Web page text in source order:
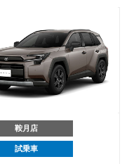
鞍月店
試乗車